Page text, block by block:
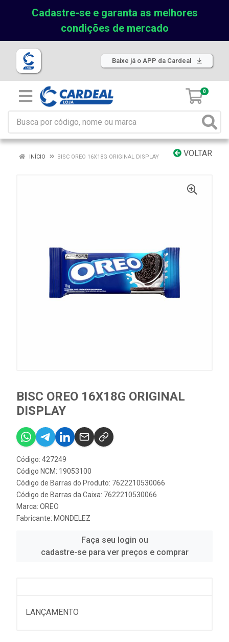
Cadastre-se e garanta as melhores
condições de mercado
Baixe já o APP da Cardeal
0
VOLTAR
INÍCIO BISC OREO 16X18G ORIGINAL DISPLAY
BISC OREO 16X18G ORIGINAL
DISPLAY
Código: 427249
Código NCM: 19053100
Código de Barras do Produto: 7622210530066
Código de Barras da Caixa: 7622210530066
Marca: OREO
Fabricante: MONDELEZ
Faça seu login ou
cadastre-se para ver preços e comprar
LANÇAMENTO